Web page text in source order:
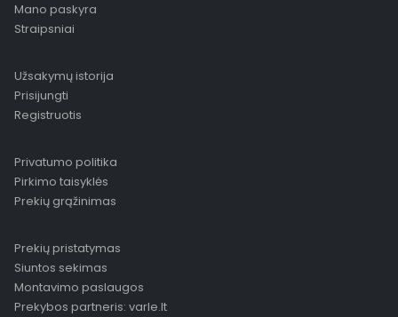
Mano paskyra
Straipsniai
Užsakymų istorija
Prisijungti
Registruotis
Privatumo politika
Pirkimo taisyklės
Prekių grąžinimas
Prekių pristatymas
Siuntos sekimas
Montavimo paslaugos
Prekybos partneris: varle.lt